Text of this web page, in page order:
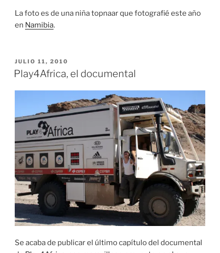
La foto es de una niña topnaar que fotografié este año
en Namibia.
PUBLICADO
EL
JULIO 11, 2010
Play4Africa, el documental
Se acaba de publicar el último capítulo del documental